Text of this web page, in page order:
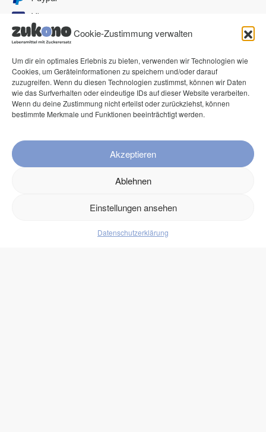
Cookie-Zustimmung verwalten
Um dir ein optimales Erlebnis zu bieten, verwenden wir Technologien wie
Cookies, um Geräteinformationen zu speichern und/oder darauf
zuzugreifen. Wenn du diesen Technologien zustimmst, können wir Daten
wie das Surfverhalten oder eindeutige IDs auf dieser Website verarbeiten.
Wenn du deine Zustimmung nicht erteilst oder zurückziehst, können
bestimmte Merkmale und Funktionen beeinträchtigt werden.
Akzeptieren
Ablehnen
Einstellungen ansehen
Datenschutzerklärung
Visa
Mastercard
Klarna Pay now
Klarna Rechnung
FAQ
Kontakt